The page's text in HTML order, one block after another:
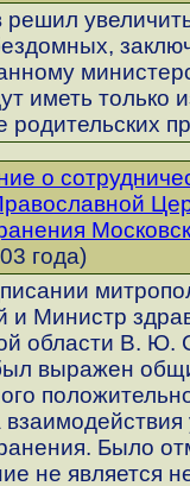
иметь только
о
года)
и Министр
области В. Ю.
выражен
Было
не является